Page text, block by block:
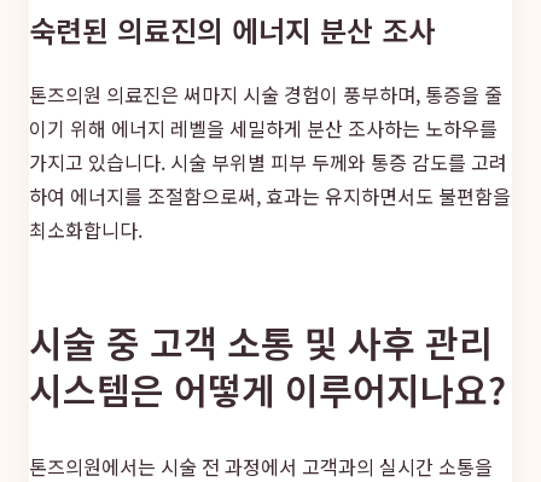
숙련된 의료진의 에너지 분산 조사
톤즈의원 의료진은 써마지 시술 경험이 풍부하며, 통증을 줄
이기 위해 에너지 레벨을 세밀하게 분산 조사하는 노하우를
가지고 있습니다. 시술 부위별 피부 두께와 통증 감도를 고려
하여 에너지를 조절함으로써, 효과는 유지하면서도 불편함을
최소화합니다.
시술 중 고객 소통 및 사후 관리
시스템은 어떻게 이루어지나요?
톤즈의원에서는 시술 전 과정에서 고객과의 실시간 소통을